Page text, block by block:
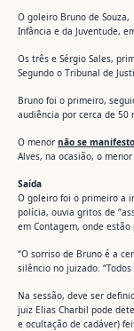
O goleiro Bruno de
Infância e da Juventude,
Os três e Sérgio Sales,
Segundo o Tribunal de
Bruno foi o primeiro,
audiência por cerca de 50
O menor não se
Alves, na ocasião, o
Saída
O goleiro foi o primeiro a
polícia, ouvia gritos de
em Contagem, onde estão
“O sorriso de Bruno é a
silêncio no juizado.
Na sessão, deve ser
juiz Elias Charbil pode
e ocultação de cadáver)